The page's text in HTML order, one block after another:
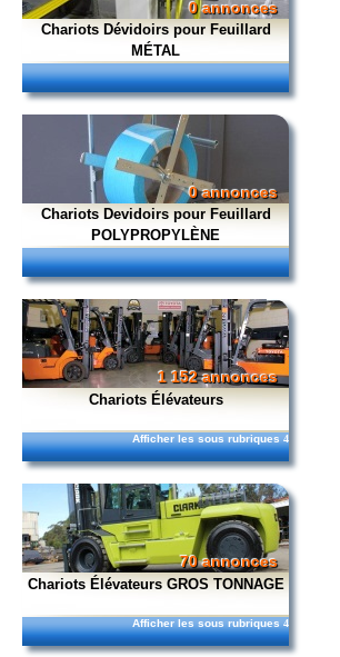
0 annonces
Chariots Dévidoirs pour Feuillard
MÉTAL
0 annonces
Chariots Devidoirs pour Feuillard
POLYPROPYLÈNE
1 152 annonces
Chariots Élévateurs
Afficher les sous rubriques 4
70 annonces
Chariots Élévateurs GROS TONNAGE
Afficher les sous rubriques 4